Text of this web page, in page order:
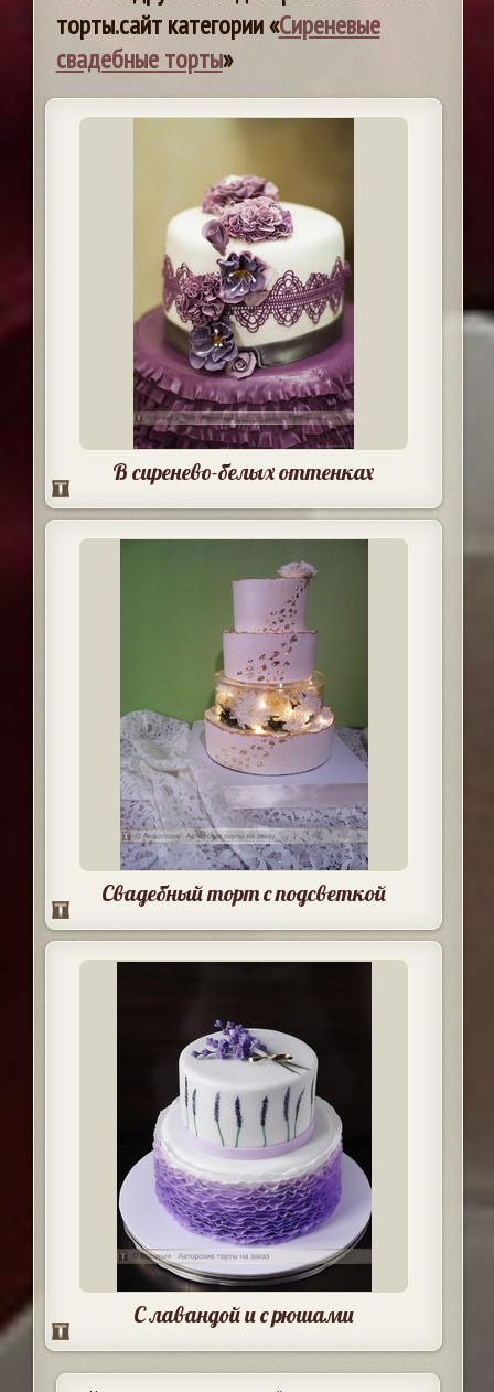
торты.сайт категории «Сиреневые
свадебные торты»
В сиренево-белых оттенках
Свадебный торт с подсветкой
С лавандой и с рюшами